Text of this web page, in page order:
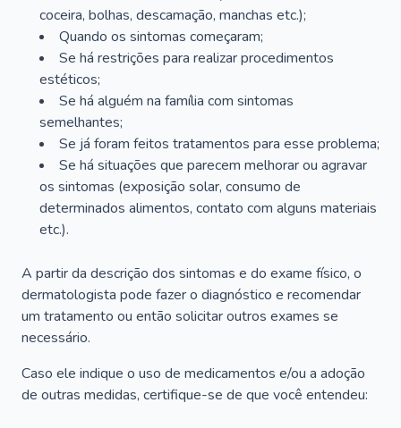
coceira, bolhas, descamação, manchas etc.);
Quando os sintomas começaram;
Se há restrições para realizar procedimentos
estéticos;
Se há alguém na família com sintomas
semelhantes;
Se já foram feitos tratamentos para esse problema;
Se há situações que parecem melhorar ou agravar
os sintomas (exposição solar, consumo de
determinados alimentos, contato com alguns materiais
etc.).
A partir da descrição dos sintomas e do exame físico, o
dermatologista pode fazer o diagnóstico e recomendar
um tratamento ou então solicitar outros exames se
necessário.
Caso ele indique o uso de medicamentos e/ou a adoção
de outras medidas, certifique-se de que você entendeu: